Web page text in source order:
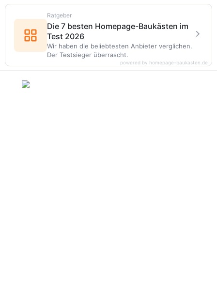
Ratgeber
Die 7 besten Homepage-Baukästen im
Test 2026
Wir haben die beliebtesten Anbieter verglichen.
Der Testsieger überrascht.
powered by homepage-baukasten.de